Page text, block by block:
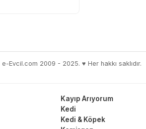
Evcil.com 2009 - 2025. ♥️ Her hakkı saklıdır.
Kayıp Arıyorum
Kedi
Kedi & Köpek